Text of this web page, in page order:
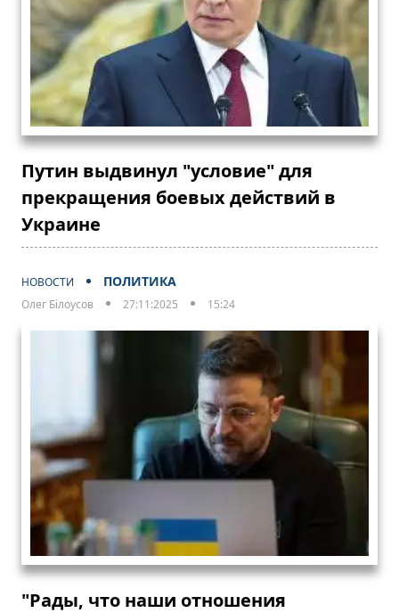
Путин выдвинул "условие" для
прекращения боевых действий в
Украине
НОВОСТИ ПОЛИТИКА
Олег Білоусов 27:11:2025 15:24
"Рады, что наши отношения